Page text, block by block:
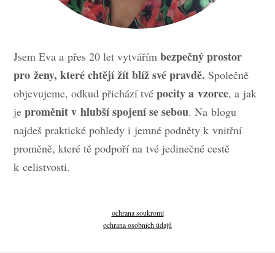
Jsem Eva a přes 20 let vytvářímbezpečný prostor
pro ženy, které chtějí žít blíž své pravdě. Společně
objevujeme, odkud přichází tvépocity a vzorce, a jak
jeproměnit v hlubší spojení se sebou. Na blogu
najdeš praktické pohledy i jemné podněty k vnitřní
proměně, které tě podpoří na tvé jedinečné cestě
k celistvosti.
ochrana soukromí
ochrana osobních údajů